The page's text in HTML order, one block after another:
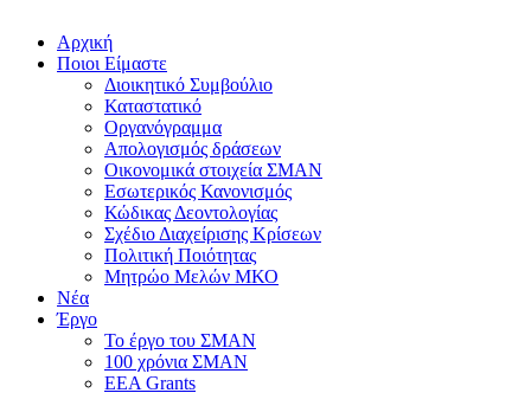
Αρχική
Ποιοι Είμαστε
Διοικητικό Συμβούλιο
Καταστατικό
Οργανόγραμμα
Απολογισμός δράσεων
Οικονομικά στοιχεία ΣΜΑΝ
Εσωτερικός Κανονισμός
Κώδικας Δεοντολογίας
Σχέδιο Διαχείρισης Κρίσεων
Πολιτική Ποιότητας
Μητρώο Μελών ΜΚΟ
Νέα
Έργο
Το έργο του ΣΜΑΝ
100 χρόνια ΣΜΑΝ
EEA Grants